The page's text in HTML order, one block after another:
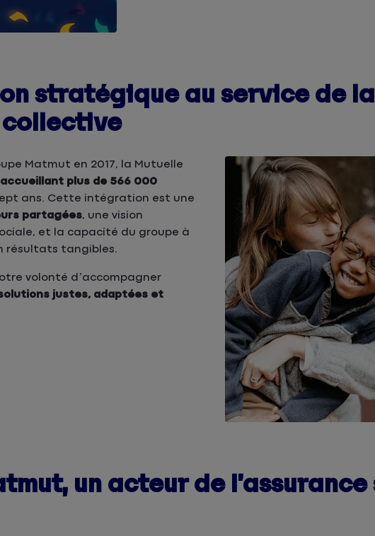
stratégique au service de la
Matmut en 2017, la Mutuelle
accueillant plus de 566 000
ans. Cette intégration est une
partagées, une vision
et la capacité du groupe à
résultats tangibles.
volonté d’accompagner
justes, adaptées et
un acteur de